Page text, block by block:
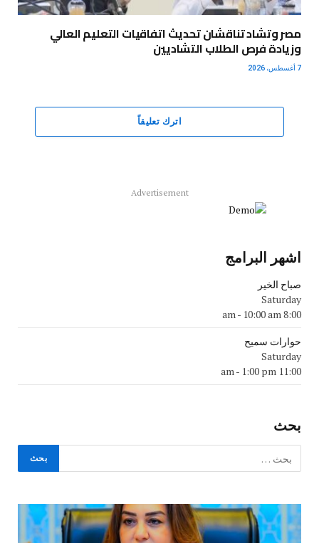
مصر وتشاد تناقشان تحديث اتفاقيات التعليم العالي
وزيادة فرص الطلاب التشاديين
7 أغسطس، 2026
اترك تعليقاً
Advertisement
اشهر البرامج
صباح الخير
Saturday
8:00 am
- 10:00 am
حوارات سميح
Saturday
11:00 am
- 1:00 pm
بحث